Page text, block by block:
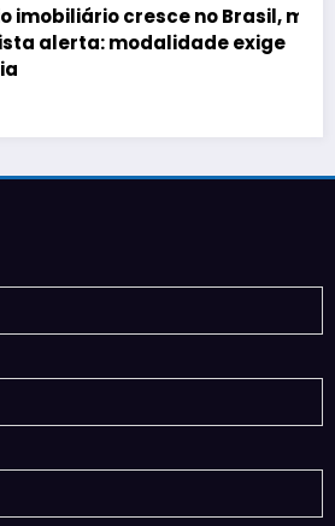
cresce no Brasil, mas
modalidade exige